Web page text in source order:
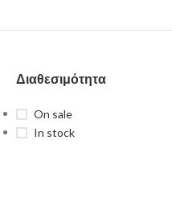
Διαθεσιμότητα
On sale
In stock